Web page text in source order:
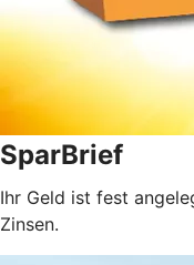
SparBrief
Ihr Geld ist fest
Zinsen.